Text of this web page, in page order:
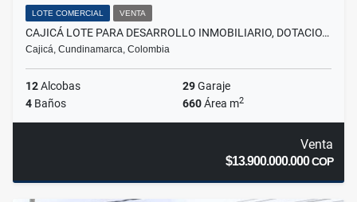
LOTE COMERCIAL VENTA
CAJICÁ LOTE PARA DESARROLLO INMOBILIARIO, DOTACIO…
Cajicá, Cundinamarca, Colombia
12Alcobas 29Garaje
4 Baños 660Área m2
Venta
$13.900.000.000COP